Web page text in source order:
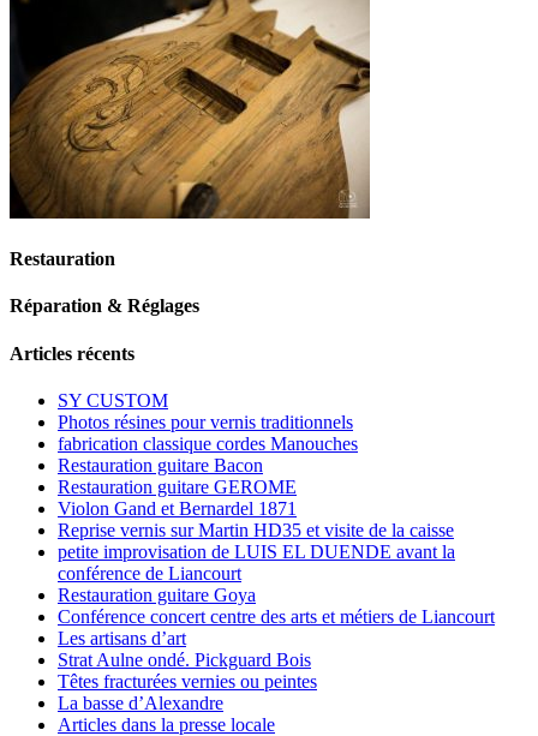
Restauration
Réparation & Réglages
Articles récents
SY CUSTOM
Photos résines pour vernis traditionnels
fabrication classique cordes Manouches
Restauration guitare Bacon
Restauration guitare GEROME
Violon Gand et Bernardel 1871
Reprise vernis sur Martin HD35 et visite de la caisse
petite improvisation de LUIS EL DUENDE avant la
conférence de Liancourt
Restauration guitare Goya
Conférence concert centre des arts et métiers de Liancourt
Les artisans d’art
Strat Aulne ondé. Pickguard Bois
Têtes fracturées vernies ou peintes
La basse d’Alexandre
Articles dans la presse locale